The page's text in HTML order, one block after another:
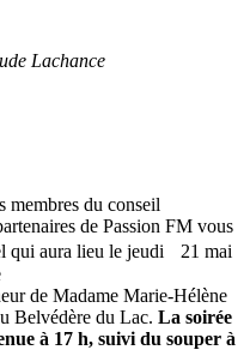
Lachance
membres du conseil
de Passion FM vous
qui aura lieu le jeudi 21 mai
de Madame Marie-Hélène
Belvédère du Lac. La soirée
à 17 h, suivi du souper à